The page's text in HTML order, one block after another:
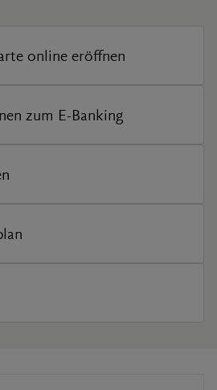
online eröffnen
zum E-Banking